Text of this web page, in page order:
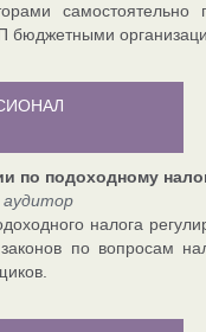
бюджетными
по подоходному
налога
по вопросам